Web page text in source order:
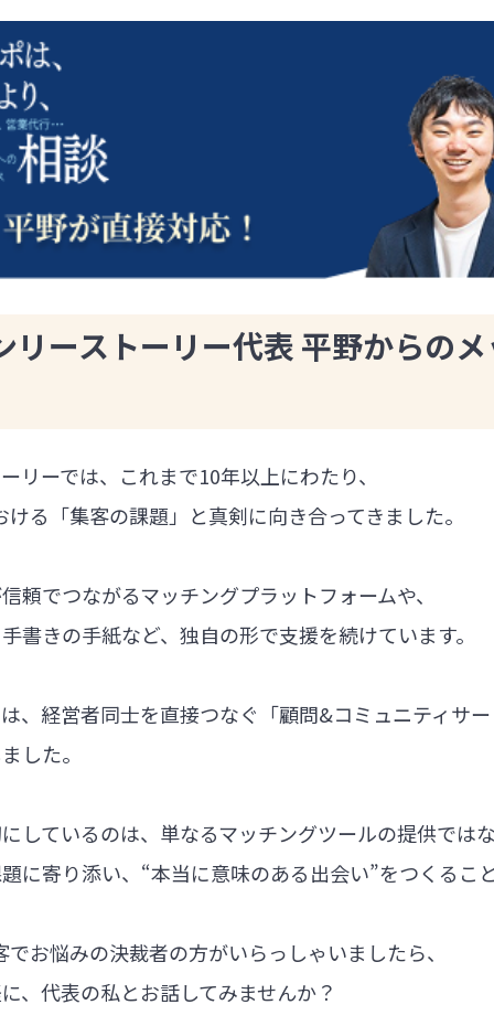
リーストーリー代表 平野からの
リーでは、これまで10年以上にわたり、
る「集客の課題」と真剣に向き合ってきました。
頼でつながるマッチングプラットフォームや、
書きの手紙など、独自の形で支援を続けています。
、経営者同士を直接つなぐ「顧問&コミュニティサ
した。
しているのは、単なるマッチングツールの提供では
に寄り添い、“本当に意味のある出会い”をつくるこ
お悩みの決裁者の方がいらっしゃいましたら、
、代表の私とお話してみませんか？